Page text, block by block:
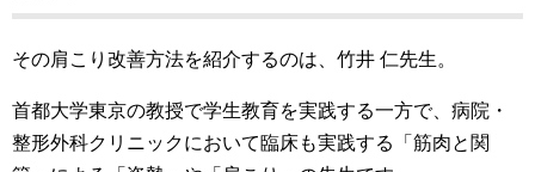
その肩こり改善方法を紹介するのは、竹井 仁先生。
首都大学東京の教授で学生教育を実践する一方で、病院・
整形外科クリニックにおいて臨床も実践する「筋肉と関